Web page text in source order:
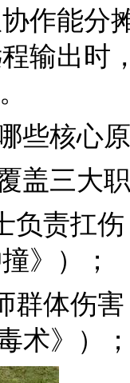
作能分
输出时
些核心
盖三大
负责扛
》）；
群体伤
术》）